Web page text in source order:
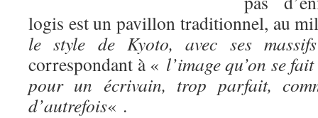
logis est un pavillon traditionnel, au
le style de Kyoto, avec ses
correspondant à « l’image qu’on se
pour un écrivain, trop parfait,
d’autrefois« .